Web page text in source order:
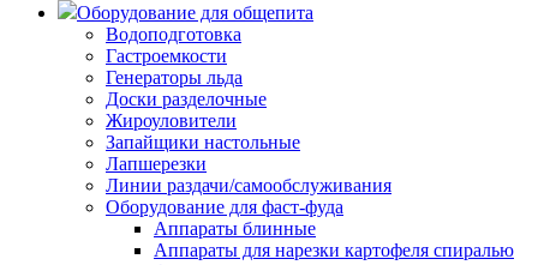
Оборудование для общепита
Водоподготовка
Гастроемкости
Генераторы льда
Доски разделочные
Жироуловители
Запайщики настольные
Лапшерезки
Линии раздачи/самообслуживания
Оборудование для фаст-фуда
Аппараты блинные
Аппараты для нарезки картофеля спиралью